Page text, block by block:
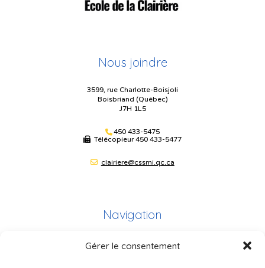
Gérer le consentement
Nous joindre
3599, rue Charlotte-Boisjoli
Boisbriand (Québec)
J7H 1L5
450 433-5475
Télécopieur450 433-5477
clairiere@cssmi.qc.ca
Navigation
Plan du site